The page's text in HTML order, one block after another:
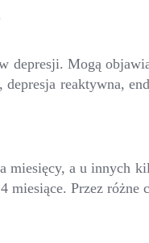
Mogą
reaktywna,
miesięcy, a u innych
miesiące. Przez